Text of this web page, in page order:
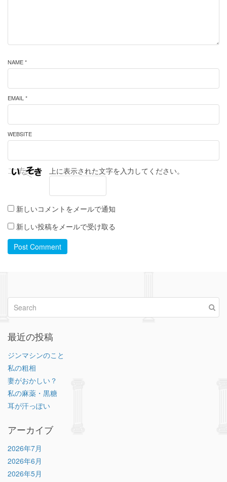
NAME *
EMAIL *
WEBSITE
上に表示された文字を入力してください。
新しいコメントをメールで通知
新しい投稿をメールで受け取る
Post Comment
最近の投稿
ジンマシンのこと
私の粗相
妻がおかしい？
私の麻薬・黒糖
耳が汗っぽい
アーカイブ
2026年7月
2026年6月
2026年5月